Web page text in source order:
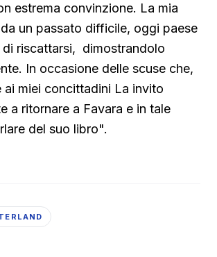
estrema convinzione. La mia
un passato difficile, oggi paese
di riscattarsi, dimostrandolo
In occasione delle scuse che,
ai miei concittadini La invito
a ritornare a Favara e in tale
del suo libro".